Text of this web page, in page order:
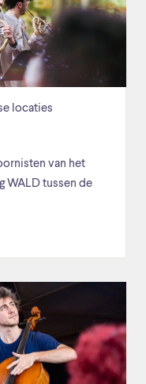
locaties
van het
WALD tussen de